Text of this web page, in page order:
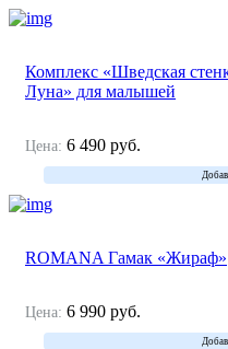
Комплекс «Шведская
Луна» для малышей
Цена: 6 490 руб.
ROMANA Гамак «Жираф»
Цена: 6 990 руб.